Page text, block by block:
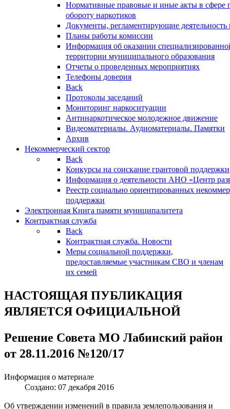
Нормативные правовые и иные акты в сфере
обороту наркотиков
Документы, регламентирующие деятельность
Планы работы комиссии
Информация об оказании
территории муниципального образования
Отчеты о проведенных мероприятиях
Телефоны доверия
Back
Протоколы заседаний
Мониторинг наркоситуации
Антинаркотическое молодежное движение
Видеоматериалы. Аудиоматериалы. Памятки
Архив
Некоммерческий сектор
Back
Конкурсы на соискание грантовой поддержки
Информация о деятельности АНО «Центр
Реестр социально ориентированных
поддержки
Электронная Книга памяти муниципалитета
Контрактная служба
Back
Контрактная служба. Новости
Меры социальной поддержки,
предоставляемые участникам СВО и членам
их семей
НАСТОЯЩАЯ ПУБЛИКАЦИЯ
ЯВЛЯЕТСЯ ОФИЦИАЛЬНОЙ
Решение Совета МО Лабинский район
от 28.11.2016 №120/17
Информация о материале
Создано: 07 декабря 2016
Об утверждении изменений в правила землепользования и